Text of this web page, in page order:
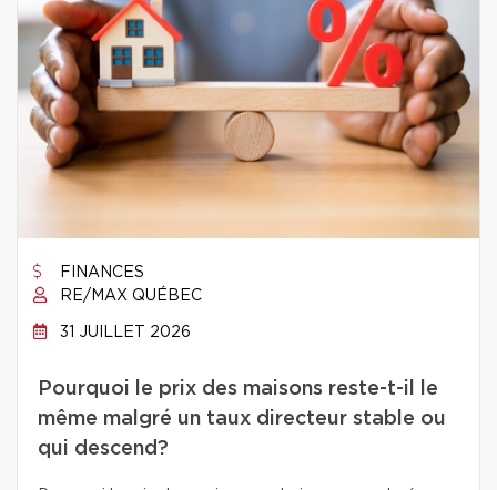
FINANCES
RE/MAX QUÉBEC
31 JUILLET 2026
Pourquoi le prix des maisons reste-t-il le
même malgré un taux directeur stable ou
qui descend?